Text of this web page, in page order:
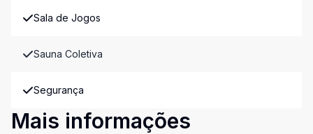
Sala de Jogos
Sauna Coletiva
Segurança
Mais informações